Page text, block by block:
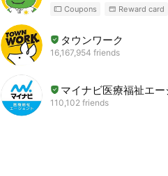
Coupons Reward card
タウンワーク
16,167,954 friends
マイナビ医療福祉エー
110,102 friends